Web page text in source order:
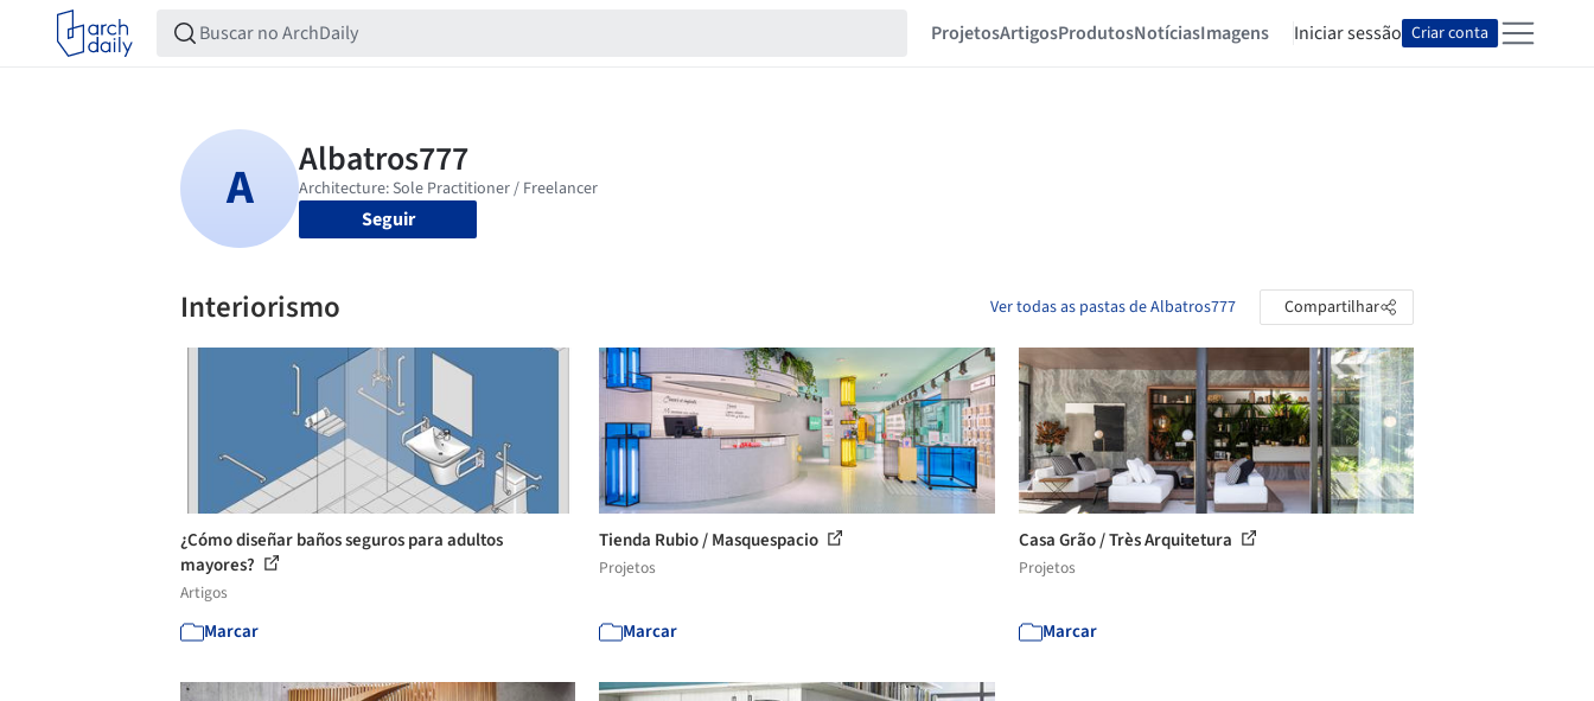
ProjetosArtigosProdutosNotíciasImagens Iniciar sessão Criar conta
Seguir
Interiorismo Ver todas as pastas de Albatros777 Compartilhar
¿Cómo diseñar baños seguros para adultos
mayores?
Artigos
Marcar
Tienda Rubio / Masquespacio
Projetos
Marcar
Casa Grão / Très Arquitetura
Projetos
Marcar